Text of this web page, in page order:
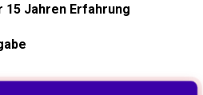
15 Jahren Erfahrung